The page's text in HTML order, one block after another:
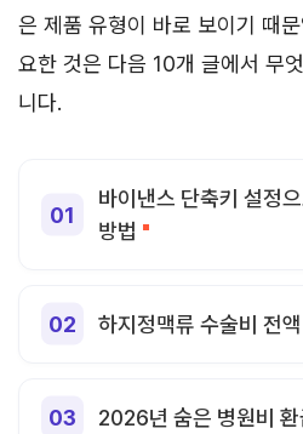
은 제품 유형이 바로 보이기 때
요한 것은 다음 10개 글에서 무
니다.
바이낸스 단축키 설정
방법
하지정맥류 수술비 전
2026년 숨은 병원비 환